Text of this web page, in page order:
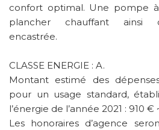
confort optimal. Une pompe
plancher chauffant ainsi
encastrée.
CLASSE ENERGIE : A.
Montant estimé des
pour un usage standard,
l’énergie de l’année 2021 : 910 €
Les honoraires d’agence